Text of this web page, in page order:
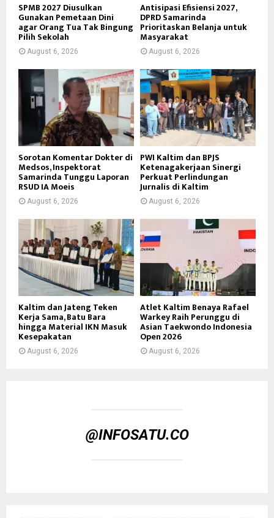
SPMB 2027 Diusulkan
Gunakan Pemetaan Dini
agar Orang Tua Tak Bingung
Pilih Sekolah
August 6, 2026
Antisipasi Efisiensi 2027,
DPRD Samarinda
Prioritaskan Belanja untuk
Masyarakat
August 6, 2026
Sorotan Komentar Dokter di
Medsos, Inspektorat
Samarinda Tunggu Laporan
RSUD IA Moeis
August 6, 2026
PWI Kaltim dan BPJS
Ketenagakerjaan Sinergi
Perkuat Perlindungan
Jurnalis di Kaltim
August 6, 2026
Kaltim dan Jateng Teken
Kerja Sama, Batu Bara
hingga Material IKN Masuk
Kesepakatan
August 6, 2026
Atlet Kaltim Benaya Rafael
Warkey Raih Perunggu di
Asian Taekwondo Indonesia
Open 2026
August 6, 2026
@INFOSATU.CO